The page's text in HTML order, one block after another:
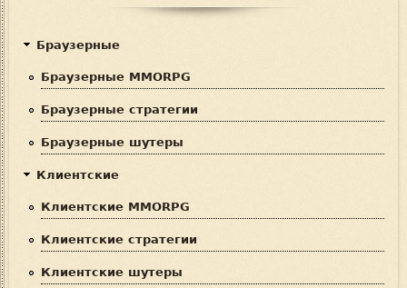
Браузерные
Браузерные MMORPG
Браузерные стратегии
Браузерные шутеры
Клиентские
Клиентские MMORPG
Клиентские стратегии
Клиентские шутеры